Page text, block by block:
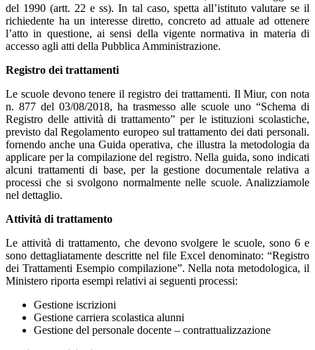
del 1990 (artt. 22 e ss). In tal caso, spetta all’istituto valutare se il
richiedente ha un interesse diretto, concreto ad attuale ad ottenere
l’atto in questione, ai sensi della vigente normativa in materia di
accesso agli atti della Pubblica Amministrazione.
Registro dei trattamenti
Le scuole devono tenere il registro dei trattamenti. Il Miur, con nota
n. 877 del 03/08/2018, ha trasmesso alle scuole uno “Schema di
Registro delle attività di trattamento” per le istituzioni scolastiche,
previsto dal Regolamento europeo sul trattamento dei dati personali.
fornendo anche una Guida operativa, che illustra la metodologia da
applicare per la compilazione del registro. Nella guida, sono indicati
alcuni trattamenti di base, per la gestione documentale relativa a
processi che si svolgono normalmente nelle scuole. Analizziamole
nel dettaglio.
Attività di trattamento
Le attività di trattamento, che devono svolgere le scuole, sono 6 e
sono dettagliatamente descritte nel file Excel denominato: “Registro
dei Trattamenti Esempio compilazione”. Nella nota metodologica, il
Ministero riporta esempi relativi ai seguenti processi:
Gestione iscrizioni
Gestione carriera scolastica alunni
Gestione del personale docente – contrattualizzazione